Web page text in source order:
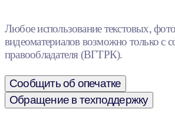
Любое использование текстовых,
видеоматериалов возможно только с
правообладателя (ВГТРК).
Сообщить об опечатке
Обращение в техподдержку